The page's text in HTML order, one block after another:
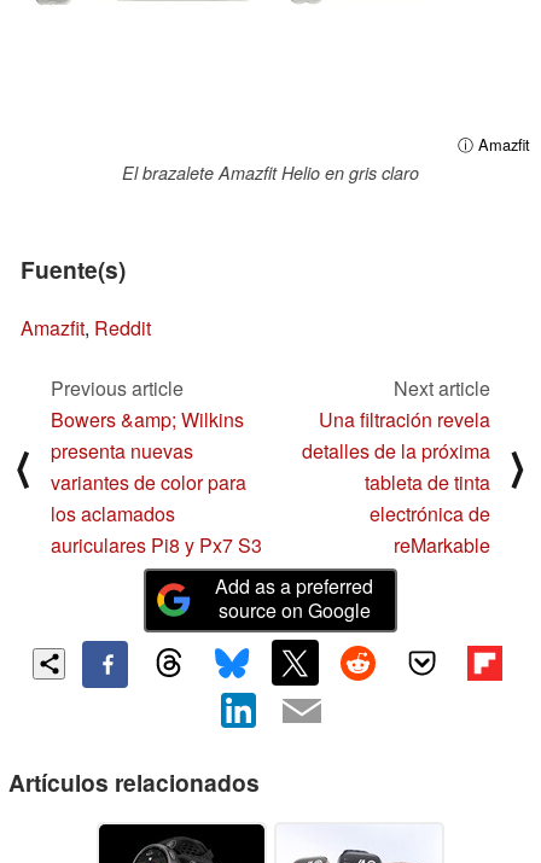
ⓘ Amazfit
El brazalete Amazfit Helio en gris claro
Fuente(s)
Amazfit, Reddit
⟨
Previous article
Bowers &amp; Wilkins
presenta nuevas
variantes de color para
los aclamados
auriculares Pi8 y Px7 S3
Next article
Una filtración revela
detalles de la próxima
tableta de tinta
electrónica de
reMarkable
⟩
Add as a preferred
source on Google
Artículos relacionados